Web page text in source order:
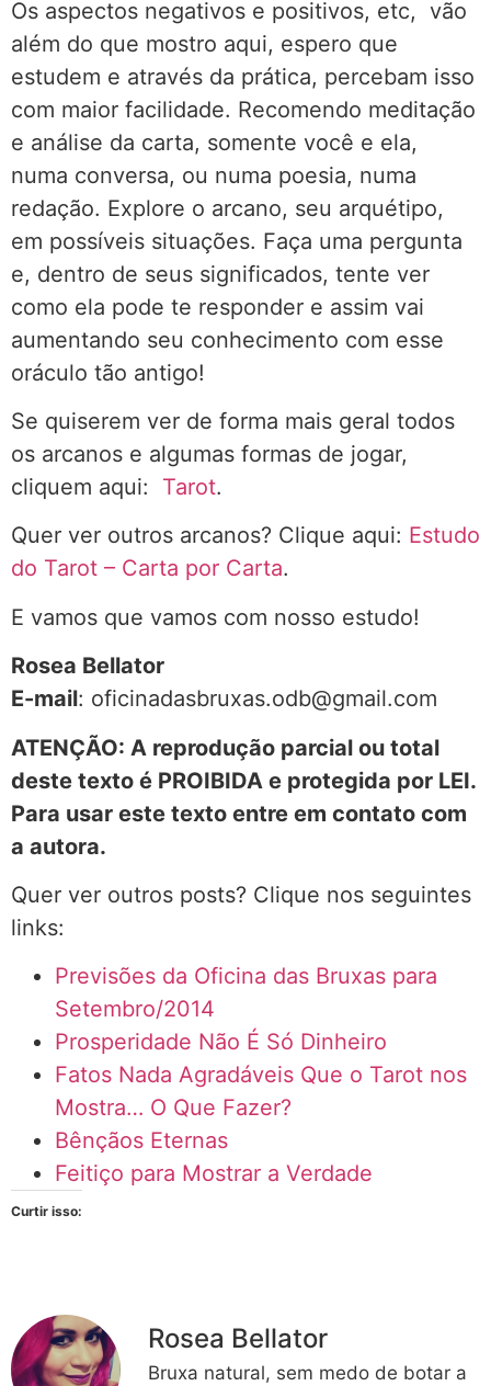
Os aspectos negativos e positivos, etc, vão
além do que mostro aqui, espero que
estudem e através da prática, percebam isso
com maior facilidade. Recomendo meditação
e análise da carta, somente você e ela,
numa conversa, ou numa poesia, numa
redação. Explore o arcano, seu arquétipo,
em possíveis situações. Faça uma pergunta
e, dentro de seus significados, tente ver
como ela pode te responder e assim vai
aumentando seu conhecimento com esse
oráculo tão antigo!
Se quiserem ver de forma mais geral todos
os arcanos e algumas formas de jogar,
cliquem aqui:
Tarot.
Quer ver outros arcanos? Clique aqui: Estudo
do Tarot – Carta por Carta.
E vamos que vamos com nosso estudo!
Rosea Bellator
E-mail: oficinadasbruxas.odb@gmail.com
ATENÇÃO: A reprodução parcial ou total
deste texto é PROIBIDA e protegida por LEI.
Para usar este texto entre em contato com
a autora.
Quer ver outros posts? Clique nos seguintes
links:
Previsões da Oficina das Bruxas para
Setembro/2014
Prosperidade Não É Só Dinheiro
Fatos Nada Agradáveis Que o Tarot nos
Mostra… O Que Fazer?
Bênçãos Eternas
Feitiço para Mostrar a Verdade
Curtir isso:
Rosea Bellator
Bruxa natural, sem medo de botar a